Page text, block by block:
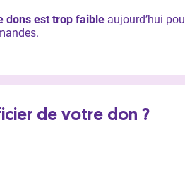
dons est trop faibleaujourd’hui
de votre don ?